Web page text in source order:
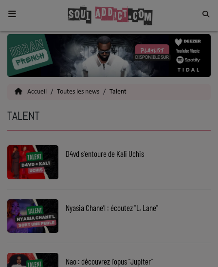
Home
Toutes les News
Actu
Interviews
Talents
Top 5
SOUL ADDICT PLAY
Flash News
Accueil Toutes les news Talent
TALENT
D4vd s'entoure de Kali Uchis
Nyasia Chane’l : écoutez "L. Lane"
Nao : découvrez l'opus "Jupiter"